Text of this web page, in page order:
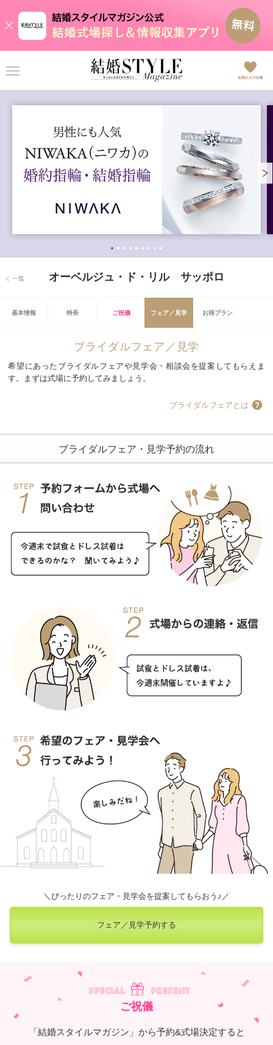
一覧 オーベルジュ・ド・リル サッポロ
基本情報 特長 ご祝儀 フェア／見学 お得プラン
ブライダルフェア／見学
希望にあったブライダルフェアや見学会・相談会を提案してもらえま
す。まずは式場に予約してみましょう。
ブライダルフェアとは
ブライダルフェア・見学予約の流れ
＼ぴったりのフェア・見学会を提案してもらおう♪／
フェア／見学予約する
ご祝儀
「結婚スタイルマガジン」から予約&式場決定すると